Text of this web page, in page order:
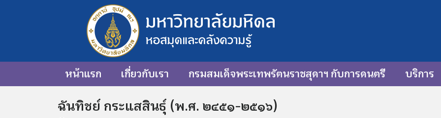
หน้าแรก เกี่ยวกับเรา กรมสมเด็จพระเทพรัตนราชสุดาฯ กับการดนตรี บริการ
ฉันทิชย์ กระแสสินธุ์ (พ.ศ. ๒๔๕๑-๒๕๑๖)